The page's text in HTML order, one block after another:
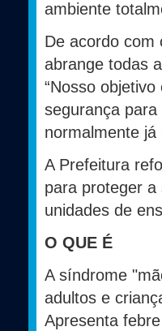
ambiente
De acordo com
abrange todas
“Nosso
segurança
normalmente já
A Prefeitura
para proteger
unidades de
O QUE É
A síndrome
adultos e
Apresenta